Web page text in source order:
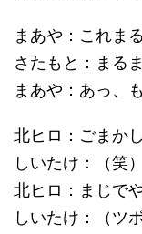
まあや：これま
さたもと：まる
まあや：あっ、
北ヒロ：ごまか
しいたけ：（笑）
北ヒロ：まじで
しいたけ：（ツ